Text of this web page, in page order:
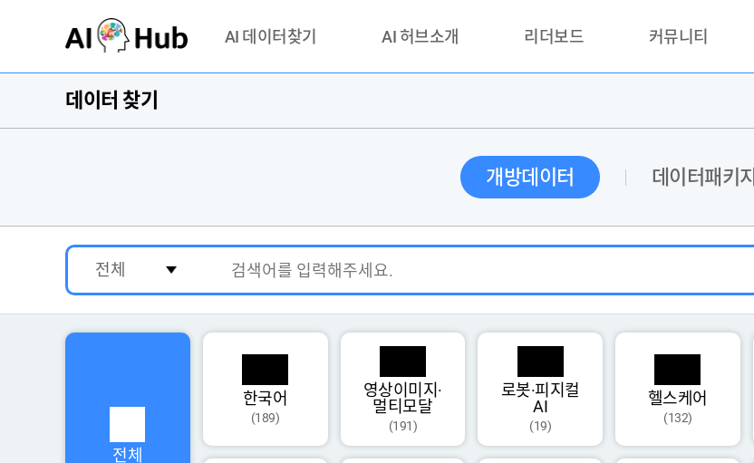
AI 데이터찾기
기관 제공 데이터
AI 허브소개
안심존이란?
리더보드 커뮤니티
활용성과 우수사례
품질가이드
데이터 찾기
개방데이터 데이터패키지
전체
한국어
(189)
영상이미지·
멀티모달
(191)
로봇·피지컬
AI
(19)
헬스케어
(132)